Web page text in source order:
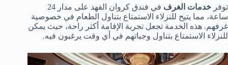
توفر خدمات الغرف
في فندق كروان الفهد على مدار 24
ساعة، مما يتيح للنزلاء الاستمتاع بتناول الطعام في خصوصية
غرفهم. هذه الخدمة تجعل تجربة الإقامة أكثر راحة، حيث يمكن
للنزلاء الاستمتاع بتناول وجباتهم في أي وقت يرغبون فيه.